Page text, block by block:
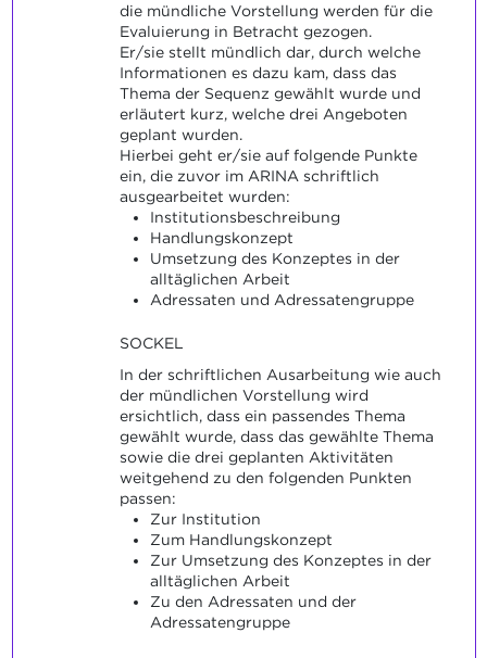
die mündliche Vorstellung werden für die
Evaluierung in Betracht gezogen.
Er/sie stellt mündlich dar, durch welche
Informationen es dazu kam, dass das
Thema der Sequenz gewählt wurde und
erläutert kurz, welche drei Angeboten
geplant wurden.
Hierbei geht er/sie auf folgende Punkte
ein, die zuvor im ARINA schriftlich
ausgearbeitet wurden:
Institutionsbeschreibung
Handlungskonzept
Umsetzung des Konzeptes in der
alltäglichen Arbeit
Adressaten und Adressatengruppe
SOCKEL
In der schriftlichen Ausarbeitung wie auch
der mündlichen Vorstellung wird
ersichtlich, dass ein passendes Thema
gewählt wurde, dass das gewählte Thema
sowie die drei geplanten Aktivitäten
weitgehend zu den folgenden Punkten
passen:
Zur Institution
Zum Handlungskonzept
Zur Umsetzung des Konzeptes in der
alltäglichen Arbeit
Zu den Adressaten und der
Adressatengruppe